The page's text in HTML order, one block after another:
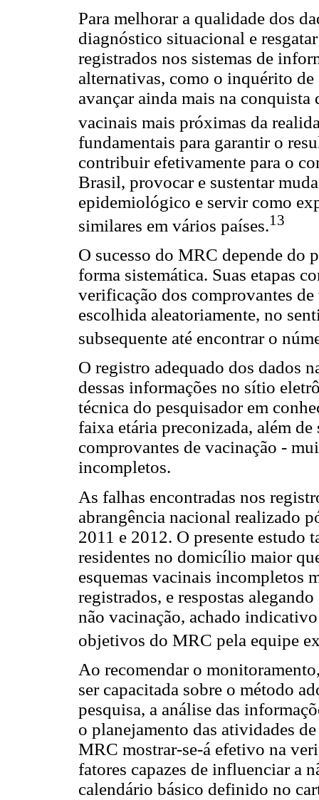
Para melhorar a qualidade dos
diagnóstico situacional e
registrados nos sistemas de
alternativas, como o inquérito
avançar ainda mais na conquista
vacinais mais próximas da
fundamentais para garantir o
contribuir efetivamente para o
Brasil, provocar e sustentar
epidemiológico e servir como
similares em vários países.13
O sucesso do MRC depende do
forma sistemática. Suas etapas
verificação dos comprovantes
escolhida aleatoriamente, no
subsequente até encontrar o
O registro adequado dos dados
dessas informações no sítio
técnica do pesquisador em
faixa etária preconizada, além
comprovantes de vacinação -
incompletos.
As falhas encontradas nos
abrangência nacional realizado
2011 e 2012. O presente estudo
residentes no domicílio maior
esquemas vacinais incompletos
registrados, e respostas
não vacinação, achado
objetivos do MRC pela equipe
Ao recomendar o
ser capacitada sobre o método
pesquisa, a análise das
o planejamento das atividades
MRC mostrar-se-á efetivo na
fatores capazes de influenciar a
calendário básico definido no